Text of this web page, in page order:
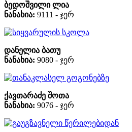
ბედოშვილი ლია
ნანახია: 9111 - ჯერ
სიყვარულის სკოლა
დანელია ბათუ
ნანახია: 9080 - ჯერ
თანაკლასელ გოგონებზე
ქავთარაძე შოთა
ნანახია: 9076 - ჯერ
გაუგზავნელი წერილებიდან